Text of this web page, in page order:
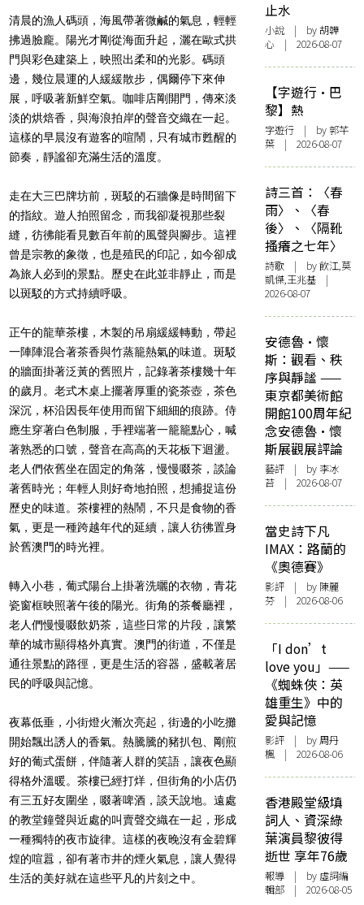
清晨的漁人碼頭，海風帶著微鹹的氣息，輕輕
拂過臉龐。陽光才剛從海面升起，灑在歐式拱
門與彩色建築上，映照出柔和的光影。碼頭
邊，幾位晨運的人緩緩散步，偶爾停下來伸
展，呼吸著新鮮空氣。咖啡店剛開門，傳來淡
淡的烘焙香，與海浪拍岸的聲音交織在一起。
這樣的早晨沒有遊客的喧鬧，只有城市甦醒的
節奏，靜謐卻充滿生活的溫度。
走在大三巴牌坊前，斑駁的石牆像是時間留下
的指紋。遊人拍照留念，而我卻凝視那些裂
縫，彷彿能看見數百年前的風聲與腳步。這裡
曾是宗教的象徵，也是殖民的印記，如今卻成
為旅人必到的景點。歷史在此並非靜止，而是
以斑駁的方式持續呼吸。
正午的龍華茶樓，木製的吊扇緩緩轉動，帶起
一陣陣混合著茶香與竹蒸籠熱氣的味道。斑駁
的牆面掛著泛黃的舊照片，記錄著茶樓幾十年
的歲月。老式木桌上擺著厚重的瓷茶壺，茶色
深沉，杯沿因長年使用而留下細細的痕跡。侍
應生穿著白色制服，手裡端著一籠籠點心，喊
著熟悉的口號，聲音在高高的天花板下迴盪。
老人們依舊坐在固定的角落，慢慢啜茶，談論
著舊時光；年輕人則好奇地拍照，想捕捉這份
歷史的味道。茶樓裡的熱鬧，不只是食物的香
氣，更是一種跨越年代的延續，讓人彷彿置身
於舊澳門的時光裡。
轉入小巷，葡式陽台上掛著洗曬的衣物，青花
瓷窗框映照著午後的陽光。街角的茶餐廳裡，
老人們慢慢啜飲奶茶，這些日常的片段，讓繁
華的城市顯得格外真實。澳門的街道，不僅是
通往景點的路徑，更是生活的容器，盛載著居
民的呼吸與記憶。
夜幕低垂，小街燈火漸次亮起，街邊的小吃攤
開始飄出誘人的香氣。熱騰騰的豬扒包、剛煎
好的葡式蛋餅，伴隨著人群的笑語，讓夜色顯
得格外溫暖。茶樓已經打烊，但街角的小店仍
有三五好友圍坐，啜著啤酒，談天說地。遠處
的教堂鐘聲與近處的叫賣聲交織在一起，形成
一種獨特的夜市旋律。這樣的夜晚沒有金碧輝
煌的喧囂，卻有著市井的煙火氣息，讓人覺得
生活的美好就在這些平凡的片刻之中。
止水
小說 | by 胡韡
心 | 2026-08-07
【字遊行·巴
黎】熱
字遊行 | by 郭芊
葉 | 2026-08-07
詩三首：〈春
雨〉、〈春
後〉、〈隔靴
搔癢之七年〉
詩歌 | by 飲江,莫
凱傑,王兆基 |
2026-08-07
安德魯·懷
斯：觀看、秩
序與靜謐 ——
東京都美術館
開館100周年紀
念安德魯·懷
斯展觀展評論
藝評 | by 李冰
苔 | 2026-08-07
當史詩下凡
IMAX：路蘭的
《奧德賽》
影評 | by 陳麗
芬 | 2026-08-06
「I don’t
love you」——
《蜘蛛俠：英
雄重生》中的
愛與記憶
影評 | by周丹
楓 | 2026-08-06
香港殿堂級填
詞人、資深綠
葉演員黎彼得
逝世 享年76歲
報導 | by 虛詞編
輯部 | 2026-08-05